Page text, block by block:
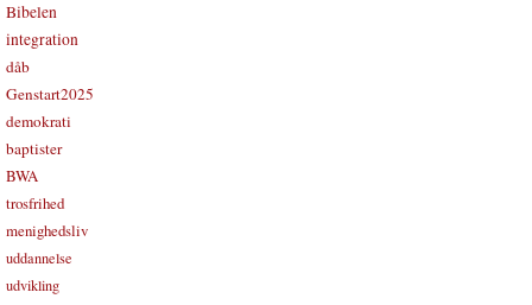
Bibelen
integration
dåb
Genstart2025
demokrati
baptister
BWA
trosfrihed
menighedsliv
uddannelse
udvikling